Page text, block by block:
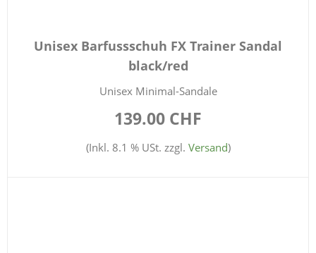
Unisex Barfussschuh FX Trainer Sandal
black/red
Unisex Minimal-Sandale
139.00 CHF
(Inkl. 8.1 % USt. zzgl. Versand)